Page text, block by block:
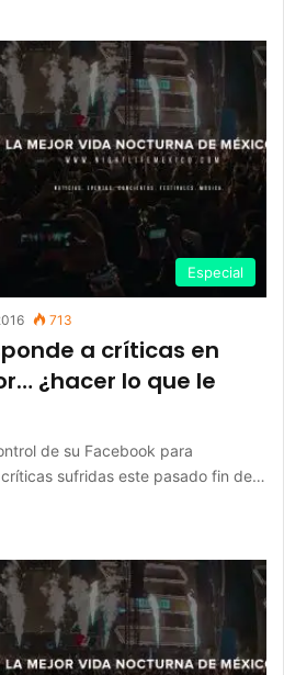
Especial
713
a críticas en
¿hacer lo que le
de su Facebook para
sufridas este pasado fin de…